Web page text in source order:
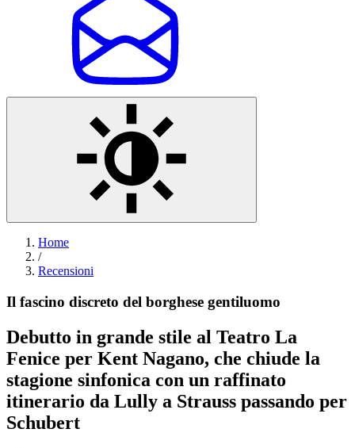
Home
/
Recensioni
Il fascino discreto del borghese gentiluomo
Debutto in grande stile al Teatro La
Fenice per Kent Nagano, che chiude la
stagione sinfonica con un raffinato
itinerario da Lully a Strauss passando per
Schubert